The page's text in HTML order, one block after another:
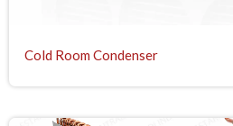
Cold Room Condenser